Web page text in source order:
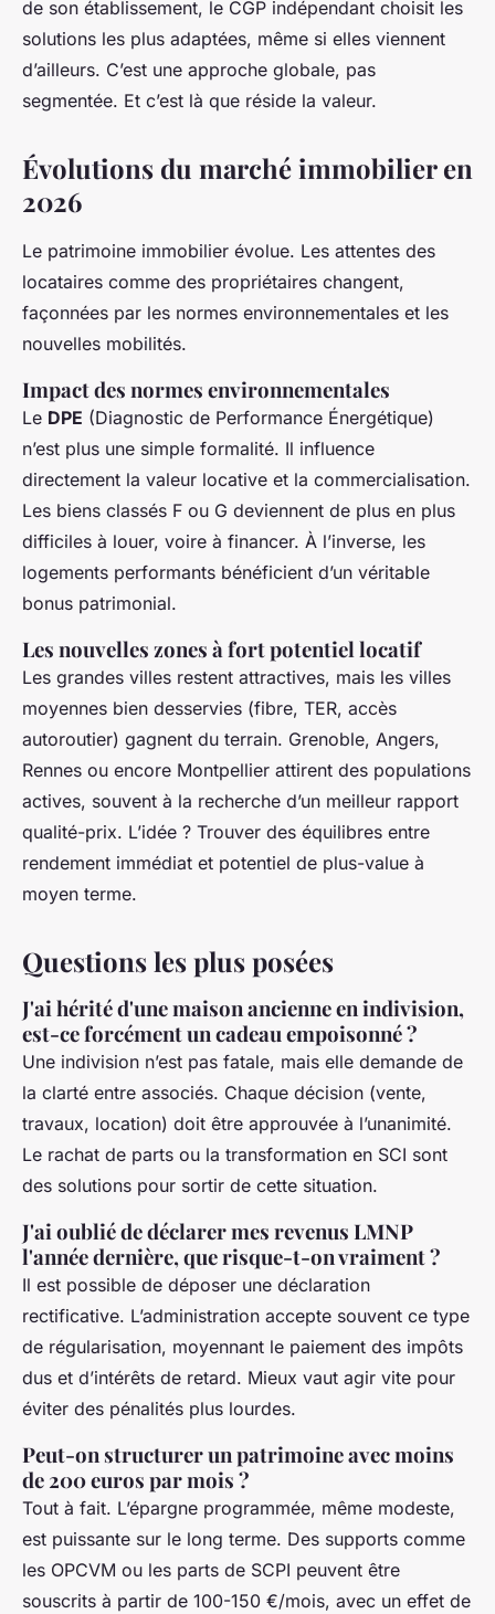
de son établissement, le CGP indépendant choisit les
solutions les plus adaptées, même si elles viennent
d’ailleurs. C’est une approche globale, pas
segmentée. Et c’est là que réside la valeur.
Évolutions du marché immobilier en
2026
Le patrimoine immobilier évolue. Les attentes des
locataires comme des propriétaires changent,
façonnées par les normes environnementales et les
nouvelles mobilités.
Impact des normes environnementales
Le DPE (Diagnostic de Performance Énergétique)
n’est plus une simple formalité. Il influence
directement la valeur locative et la commercialisation.
Les biens classés F ou G deviennent de plus en plus
difficiles à louer, voire à financer. À l’inverse, les
logements performants bénéficient d’un véritable
bonus patrimonial.
Les nouvelles zones à fort potentiel locatif
Les grandes villes restent attractives, mais les villes
moyennes bien desservies (fibre, TER, accès
autoroutier) gagnent du terrain. Grenoble, Angers,
Rennes ou encore Montpellier attirent des populations
actives, souvent à la recherche d’un meilleur rapport
qualité-prix. L’idée ? Trouver des équilibres entre
rendement immédiat et potentiel de plus-value à
moyen terme.
Questions les plus posées
J'ai hérité d'une maison ancienne en indivision,
est-ce forcément un cadeau empoisonné ?
Une indivision n’est pas fatale, mais elle demande de
la clarté entre associés. Chaque décision (vente,
travaux, location) doit être approuvée à l’unanimité.
Le rachat de parts ou la transformation en SCI sont
des solutions pour sortir de cette situation.
J'ai oublié de déclarer mes revenus LMNP
l'année dernière, que risque-t-on vraiment ?
Il est possible de déposer une déclaration
rectificative. L’administration accepte souvent ce type
de régularisation, moyennant le paiement des impôts
dus et d’intérêts de retard. Mieux vaut agir vite pour
éviter des pénalités plus lourdes.
Peut-on structurer un patrimoine avec moins
de 200 euros par mois ?
Tout à fait. L’épargne programmée, même modeste,
est puissante sur le long terme. Des supports comme
les OPCVM ou les parts de SCPI peuvent être
souscrits à partir de 100-150 €/mois, avec un effet de